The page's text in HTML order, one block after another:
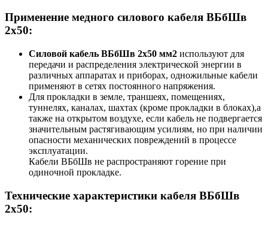
Применение медного силового кабеля ВБбШв
2x50:
Силовой кабель ВБбШв 2х50 мм2 используют для
передачи и распределения электрической энергии в
различных аппаратах и приборах, одножильные кабели
применяют в сетях постоянного напряжения.
Для прокладки в земле, траншеях, помещениях,
туннелях, каналах, шахтах (кроме прокладки в блоках),а
также на открытом воздухе, если кабель не подвергается
значительным растягивающим усилиям, но при наличии
опасности механических повреждений в процессе
эксплуатации.
Кабели ВБбШв не распространяют горение при
одиночной прокладке.
Технические характеристики кабеля ВБбШв
2х50: